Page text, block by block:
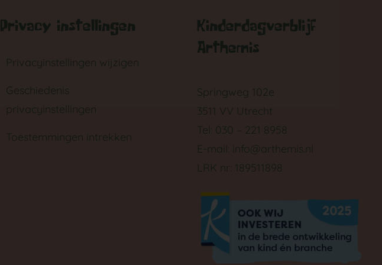
Privacy instellingen
Privacyinstellingen wijzigen
Geschiedenis
privacyinstellingen
Toestemmingen intrekken
Kinderdagverblijf
Arthemis
Springweg 102e
3511 VV Utrecht
Tel: 030 – 221 8958
E-mail: info@arthemis.nl
LRK nr: 189511898